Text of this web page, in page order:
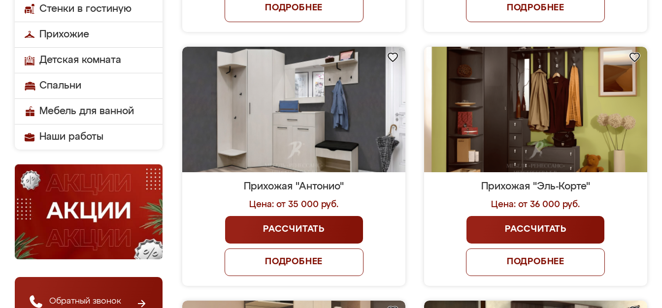
Стенки в гостиную
Прихожие
Детская комната
Спальни
Мебель для ванной
Наши работы
Обратный звонок
ПОДРОБНЕЕ ПОДРОБНЕЕ
Прихожая "Антонио"
Цена: от 35 000 руб.
РАССЧИТАТЬ
ПОДРОБНЕЕ
Прихожая "Эль-Корте"
Цена: от 36 000 руб.
РАССЧИТАТЬ
ПОДРОБНЕЕ